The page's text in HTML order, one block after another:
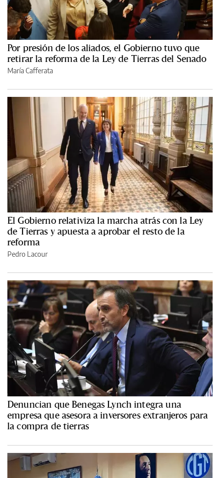
Por presión de los aliados, el Gobierno tuvo que
retirar la reforma de la Ley de Tierras del Senado
María Cafferata
El Gobierno relativiza la marcha atrás con la Ley
de Tierras y apuesta a aprobar el resto de la
reforma
Pedro Lacour
Denuncian que Benegas Lynch integra una
empresa que asesora a inversores extranjeros para
la compra de tierras